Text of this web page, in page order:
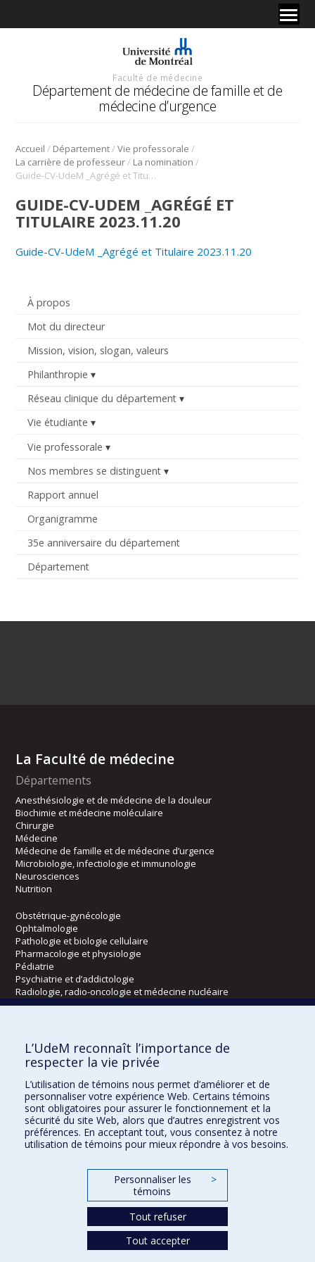
Faculté de médecine
Département de médecine de famille et de
médecine d’urgence
Accueil / Département/Vie professorale /
La carrière de professeur/ La nomination /
Guide-CV-UdeM _Agrégé et Titulaire 2023.11.20
À propos
Mot du directeur
Mission, vision, slogan, valeurs
Philanthropie
Réseau clinique du département
Vie étudiante
Vie professorale
Nos membres se distinguent
Rapport annuel
Organigramme
35e anniversaire du département
Département
GUIDE-CV-UDEM _AGRÉGÉ ET
TITULAIRE 2023.11.20
Guide-CV-UdeM _Agrégé et Titulaire 2023.11.20
La Faculté de médecine
Départements
Anesthésiologie et de médecine de la douleur
Biochimie et médecine moléculaire
Chirurgie
Médecine
Médecine de famille et de médecine d’urgence
Microbiologie, infectiologie et immunologie
Neurosciences
Nutrition
Obstétrique-gynécologie
Ophtalmologie
Pathologie et biologie cellulaire
Pharmacologie et physiologie
Pédiatrie
Psychiatrie et d’addictologie
Radiologie, radio-oncologie et médecine nucléaire
Kinésiologie et des sciences de l’activité physique
Orthophonie et audiologie
Réadaptation
Directions
DPC
CPASS
L’UdeM reconnaît l’importance de
respecter la vie privée
L’utilisation de témoins nous permet d’améliorer et de
personnaliser votre expérience Web. Certains témoins
sont obligatoires pour assurer le fonctionnement et la
sécurité du site Web, alors que d’autres enregistrent vos
préférences. En acceptant tout, vous consentez à notre
utilisation de témoins pour mieux répondre à vos besoins.
Personnaliser les
témoins
>
Tout refuser
Tout accepter